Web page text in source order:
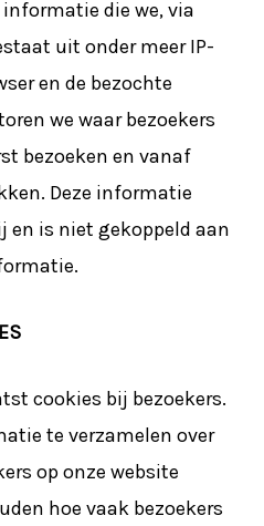
die we, via
uit onder meer IP-
en de bezochte
we waar bezoekers
bezoeken en vanaf
Deze informatie
en is niet gekoppeld aan
cookies bij bezoekers.
te verzamelen over
op onze website
hoe vaak bezoekers